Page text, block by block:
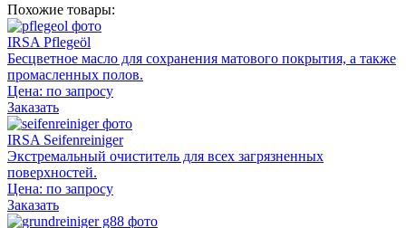
Похожие товары:
IRSA Pflegeöl
Бесцветное масло для сохранения матового покрытия, а также
промасленных полов.
Цена: по запросу
Заказать
IRSA Seifenreiniger
Экстремальный очиститель для всех загрязненных
поверхностей.
Цена: по запросу
Заказать